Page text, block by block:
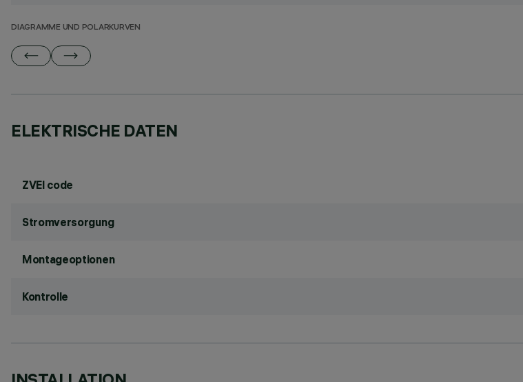
DIAGRAMME UND POLARKURVEN
ELEKTRISCHE DATEN
ZVEI code
Stromversorgung
Montageoptionen
Kontrolle